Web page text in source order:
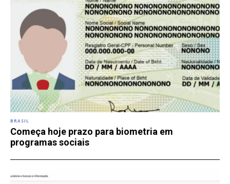
BRASIL
Começa hoje prazo para biometria em
programas sociais